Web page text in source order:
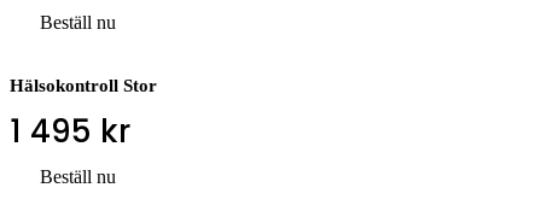
Beställ nu
Hälsokontroll Stor
1 495 kr
Beställ nu